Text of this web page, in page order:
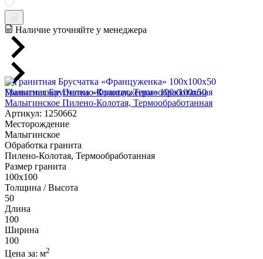
Наличие уточняйте у менеджера
Гранитная Брусчатка «Француженка» 100х100x50
Малыгинское Пилено-Колотая, Термообработанная
Артикул: 1250662
Месторождение
Малыгинское
Обработка гранита
Пилено-Колотая, Термообработанная
Размер гранита
100х100
Толщина / Высота
50
Длина
100
Ширина
100
Цена за: м2